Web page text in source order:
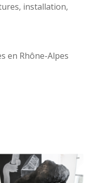
installation,
en Rhône-Alpes